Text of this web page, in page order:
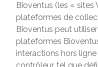
Bioventus (les « sites
plateformes de
Bioventus peut
plateformes
interactions hors